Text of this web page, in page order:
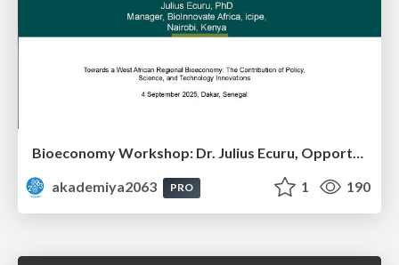
Bioeconomy Workshop: Dr. Julius Ecuru, Opportunities for a Bioeconomy in West Africa
akademiya2063
PRO 1 190